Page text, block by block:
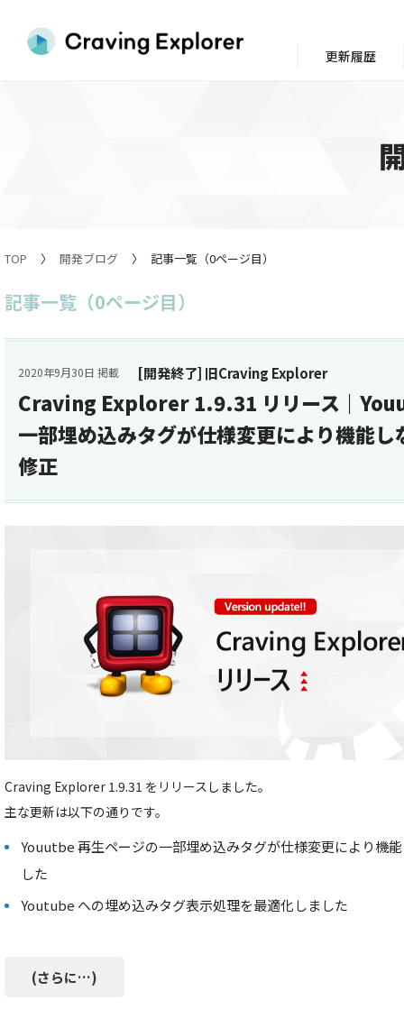
TOP 開発ブログ 記事一覧（0ページ目）
記事一覧（0ページ目）
[開発終了] 旧Craving Explorer
2020年9月30日 掲載
Craving Explorer 1.9.31 リリース｜
一部埋め込みタグが仕様変更により機能し
修正
Craving Explorer 1.9.31 をリリースしました。
主な更新は以下の通りです。
Youutbe 再生ページの一部埋め込みタグが仕様変更により機
した
Youtube への埋め込みタグ表示処理を最適化しました
(さらに…)
更新履歴